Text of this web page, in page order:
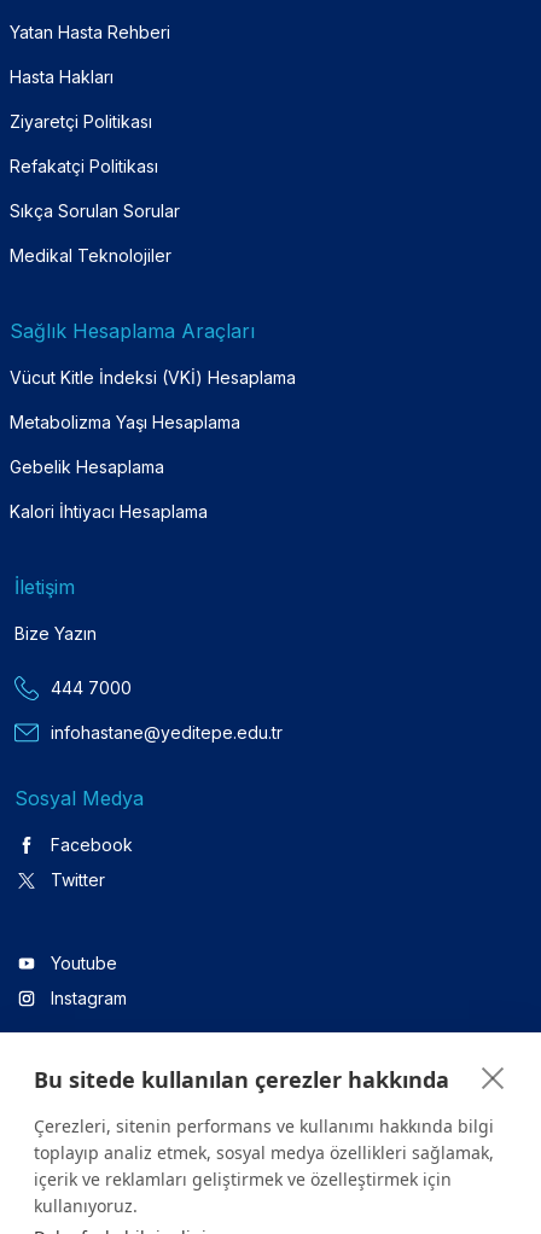
Yatan Hasta Rehberi
Hasta Hakları
Ziyaretçi Politikası
Refakatçi Politikası
Sıkça Sorulan Sorular
Medikal Teknolojiler
Sağlık Hesaplama Araçları
Vücut Kitle İndeksi (VKİ) Hesaplama
Metabolizma Yaşı Hesaplama
Gebelik Hesaplama
Kalori İhtiyacı Hesaplama
İletişim
Bize Yazın
444 7000
infohastane@yeditepe.edu.tr
Sosyal Medya
Facebook
Twitter
Youtube
Instagram
Linkedin
Sitede yer alan tüm içerikler yalnızca bilgilendirme amaçlıdır.
Sağlığınızla ilgili sorularınız için mutlaka doktoruza ya da bir sağlık
Bu sitede kullanılan çerezler hakkında
Çerezleri, sitenin performans ve kullanımı hakkında bilgi
toplayıp analiz etmek, sosyal medya özellikleri sağlamak,
içerik ve reklamları geliştirmek ve özelleştirmek için
kullanıyoruz.